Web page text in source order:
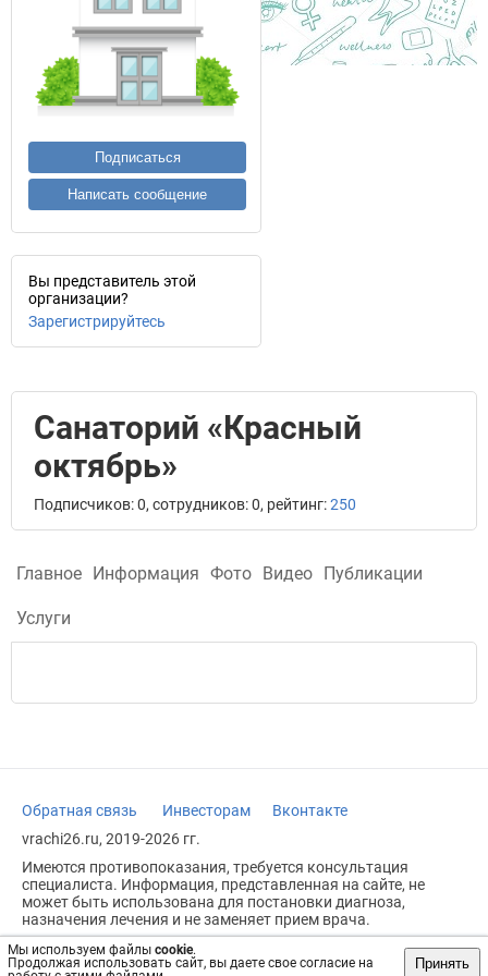
Мы используем файлы cookie.
Продолжая использовать сайт, вы даете свое согласие на
Принять
Подписаться
Написать сообщение
Вы представитель этой
организации?
Зарегистрируйтесь
Санаторий «Красный
октябрь»
Подписчиков: 0, сотрудников: 0, рейтинг:250
Главное Информация Фото Видео Публикации
Услуги
Обратная связь Инвесторам
Вконтакте
vrachi26.ru, 2019-2026 гг.
Имеются противопоказания, требуется консультация
специалиста. Информация, представленная на сайте, не
может быть использована для постановки диагноза,
назначения лечения и не заменяет прием врача.
Возрастное ограничение: 18+